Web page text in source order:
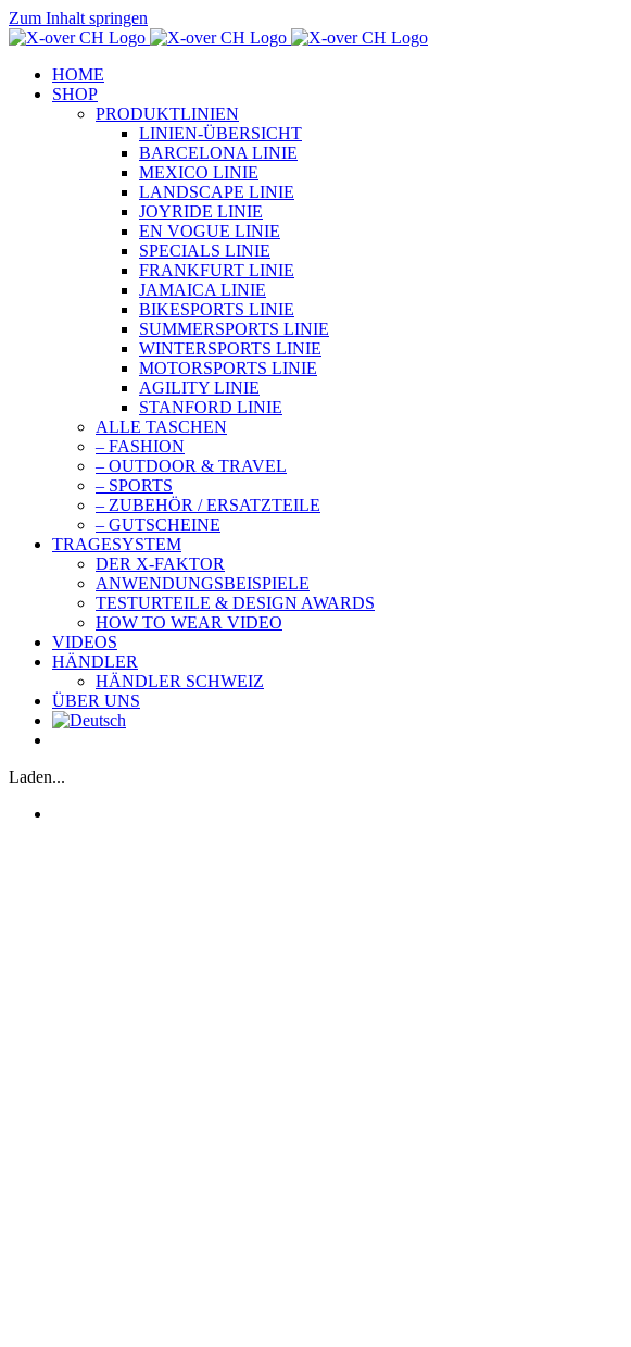
Zum Inhalt springen
HOME
SHOP
PRODUKTLINIEN
LINIEN-ÜBERSICHT
BARCELONA LINIE
MEXICO LINIE
LANDSCAPE LINIE
JOYRIDE LINIE
EN VOGUE LINIE
SPECIALS LINIE
FRANKFURT LINIE
JAMAICA LINIE
BIKESPORTS LINIE
SUMMERSPORTS LINIE
WINTERSPORTS LINIE
MOTORSPORTS LINIE
AGILITY LINIE
STANFORD LINIE
ALLE TASCHEN
– FASHION
– OUTDOOR & TRAVEL
– SPORTS
– ZUBEHÖR / ERSATZTEILE
– GUTSCHEINE
TRAGESYSTEM
DER X-FAKTOR
ANWENDUNGSBEISPIELE
TESTURTEILE & DESIGN AWARDS
HOW TO WEAR VIDEO
VIDEOS
HÄNDLER
HÄNDLER SCHWEIZ
ÜBER UNS
Laden...